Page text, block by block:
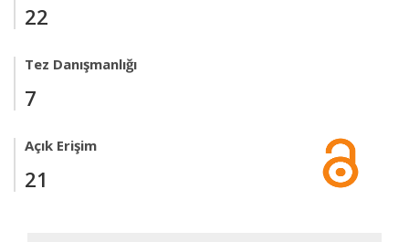
22
Tez Danışmanlığı
7
Açık Erişim
21